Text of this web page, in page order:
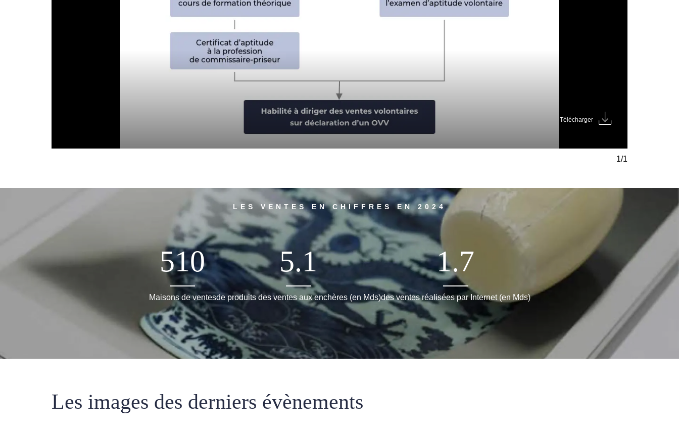
Télécharger
1/1
LES VENTES EN CHIFFRES EN 2024
510
Maisons de ventes
5.1
de produits des ventes aux enchères (en Mds)
1.7
des ventes réalisées par Internet (en Mds)
Les images des derniers évènements